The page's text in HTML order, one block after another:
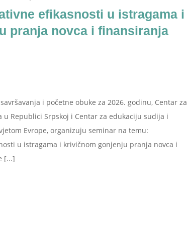
efikasnosti u istragama i
pranja novca i finansiranja
i početne obuke za 2026. godinu, Centar za
Republici Srpskoj i Centar za edukaciju sudija i
Evrope, organizuju seminar na temu:
u istragama i krivičnom gonjenju pranja novca i
[...]